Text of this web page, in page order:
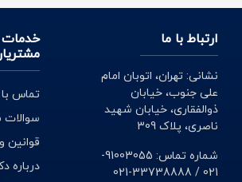
ارتباط با ما
نشانی: تهران، اتوبان امام
علی جنوب، خیابان
ذوالفقاری، خیابان شهید
ناصری، پلاک 309
شماره تماس: 91003055-
021 / 33738888-021
خدمات
تماس با
سوالات
قوانین
درباره